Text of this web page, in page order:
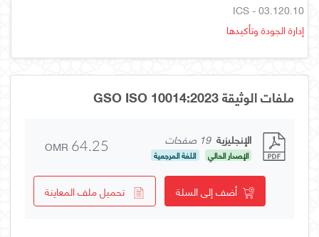
ICS - 03.120.10
إدارة الجودة وتأكيدها
ملفات الوثيقة GSO ISO 10014:2023
الإنجليزية 19 صفحات
الإصدار الحالي اللغة المرجعية OMR 64.25
أضف إلى السلة تحميل ملف المعاينة